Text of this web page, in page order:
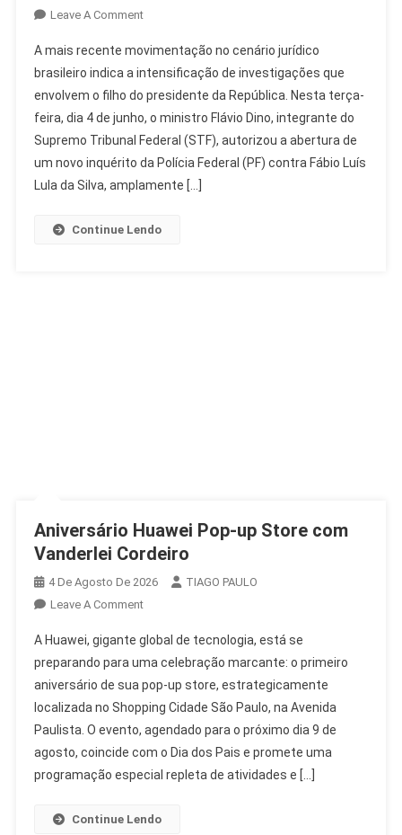
Leave A CommentOn
Flávio
Dino
Autoriza
Novo
Inquérito
Da
A mais recente movimentação no cenário jurídico
brasileiro indica a intensificação de investigações que
envolvem o filho do presidente da República. Nesta terça-
feira, dia 4 de junho, o ministro Flávio Dino, integrante do
Supremo Tribunal Federal (STF), autorizou a abertura de
um novo inquérito da Polícia Federal (PF) contra Fábio Luís
Lula da Silva, amplamente […]
Continue Lendo
Aniversário Huawei Pop-up Store com
Vanderlei Cordeiro
4 De Agosto De 2026
TIAGO PAULO
Leave A CommentOn
Huawei
Pop-
Up
Store
Com
Vanderlei
Cordeiro
A Huawei, gigante global de tecnologia, está se
preparando para uma celebração marcante: o primeiro
aniversário de sua pop-up store, estrategicamente
localizada no Shopping Cidade São Paulo, na Avenida
Paulista. O evento, agendado para o próximo dia 9 de
agosto, coincide com o Dia dos Pais e promete uma
programação especial repleta de atividades e […]
Continue Lendo